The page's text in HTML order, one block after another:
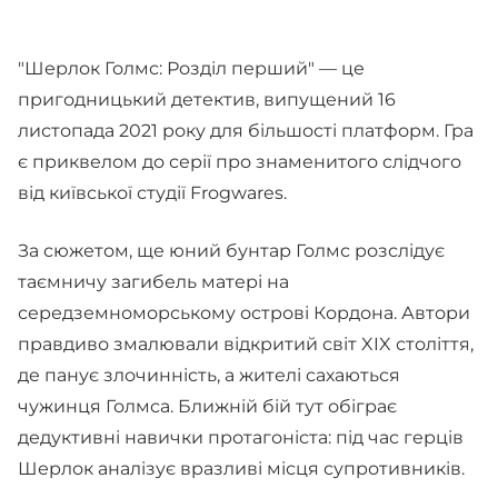
"Шерлок Голмс: Розділ перший" — це
пригодницький детектив, випущений 16
листопада 2021 року для більшості платформ. Гра
є приквелом до серії про знаменитого слідчого
від київської студії Frogwares.
За сюжетом, ще юний бунтар Голмс розслідує
таємничу загибель матері на
середземноморському острові Кордона. Автори
правдиво змалювали відкритий світ XIX століття,
де панує злочинність, а жителі сахаються
чужинця Голмса. Ближній бій тут обіграє
дедуктивні навички протагоніста: під час герців
Шерлок аналізує вразливі місця супротивників.